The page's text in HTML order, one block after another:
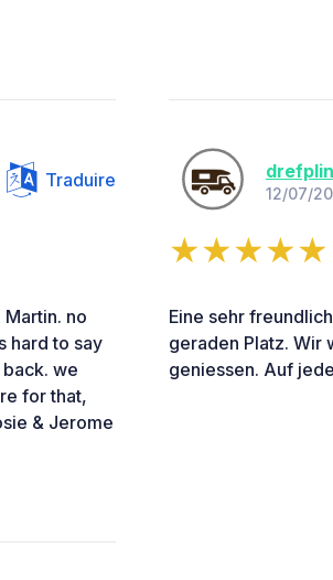
Traduire
no
hard to say
we
for that,
& Jerome
drefplin
12/07/
Eine sehr
geraden Platz. Wir
geniessen. Auf